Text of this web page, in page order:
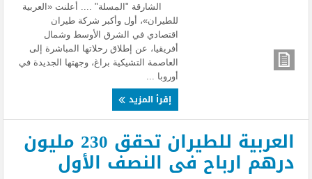
الشارقة "المسلة" .... أعلنت «العربية
للطيران»، أول وأكبر شركة طيران
اقتصادي في الشرق الأوسط وشمال
أفريقيا، عن إطلاق رحلاتها المباشرة إلى
العاصمة التشيكية براغ، وجهتها الجديدة في
أوروبا ...
إقرأ المزيد
العربية للطيران تحقق 230 مليون
درهم ارباح فى النصف الأول